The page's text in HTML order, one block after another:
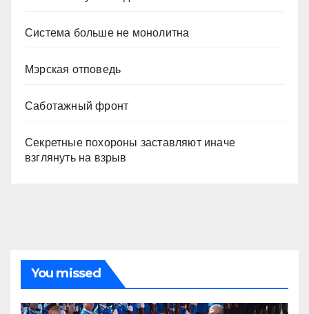
Система больше не монолитна
Мэрская отповедь
Саботажный фронт
Секретные похороны заставляют иначе
взглянуть на взрыв
You missed